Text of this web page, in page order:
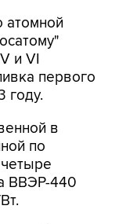
атомной
и VI
первого
году.
в
по
ВВЭР-440